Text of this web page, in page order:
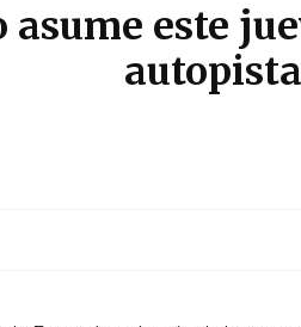
asume este